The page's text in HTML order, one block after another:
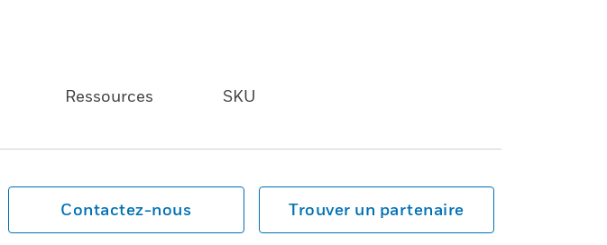
Ressources SKU
Contactez-nous Trouver un partenaire